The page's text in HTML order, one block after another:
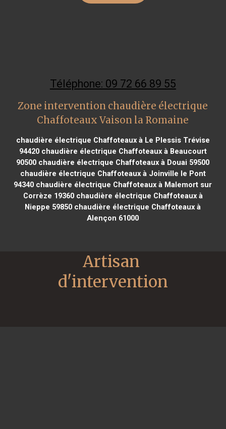
Téléphone: 09 72 66 89 55
Zone intervention chaudière électrique
Chaffoteaux Vaison la Romaine
chaudière électrique Chaffoteaux à Le Plessis Trévise
94420chaudière électrique Chaffoteaux à Beaucourt
90500 chaudière électrique Chaffoteaux à Douai 59500
chaudière électrique Chaffoteaux à Joinville le Pont
94340 chaudière électrique Chaffoteaux à Malemort sur
Corrèze 19360chaudière électrique Chaffoteaux à
Nieppe 59850 chaudière électrique Chaffoteaux à
Alençon 61000
Artisan
d'intervention